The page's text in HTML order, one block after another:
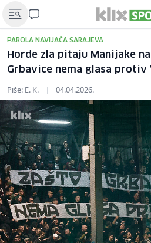
PAROLA NAVIJAČA SARAJEVA
Horde zla pitaju Manijake
Grbavice nema glasa protiv
Piše: E. K. | 04.04.2026.